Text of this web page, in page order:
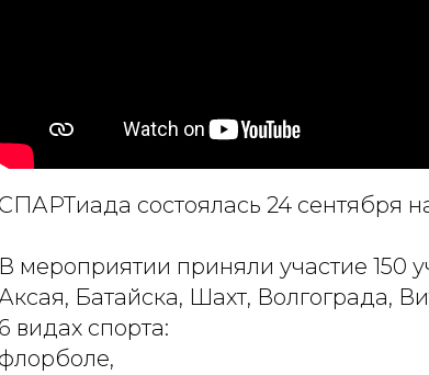
СПАРТиада состоялась 24 сентября
В мероприятии приняли участие 150
Батайска, Шахт, Волгограда,
6 видах спорта:
флорболе,